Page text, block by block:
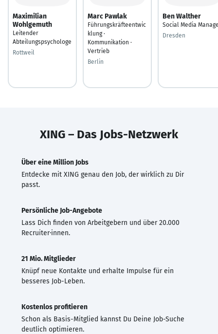
Maximilian
Wohlgemuth
Leitender
Abteilungspsychologe
Rottweil
Marc Pawlak
Führungskräfteentwic
klung ·
Kommunikation ·
Vertrieb
Berlin
Ben Walther
Social Media
Dresden
XING – Das Jobs-Netzwerk
Über eine Million Jobs
Entdecke mit XING genau den Job, der wirklich zu Dir
passt.
Persönliche Job-Angebote
Lass Dich finden von Arbeitgebern und über 20.000
Recruiter·innen.
21 Mio. Mitglieder
Knüpf neue Kontakte und erhalte Impulse für ein
besseres Job-Leben.
Kostenlos profitieren
Schon als Basis-Mitglied kannst Du Deine Job-Suche
deutlich optimieren.